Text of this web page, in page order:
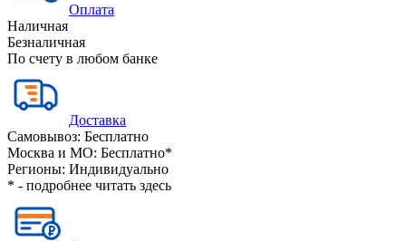
Оплата
Наличная
Безналичная
По счету в любом банке
Доставка
Самовывоз: Бесплатно
Москва и МО: Бесплатно*
Регионы: Индивидуально
* - подробнее читать здесь